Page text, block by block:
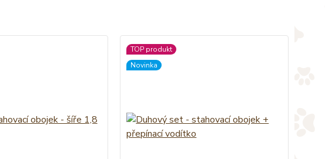
TOP produkt
Novinka